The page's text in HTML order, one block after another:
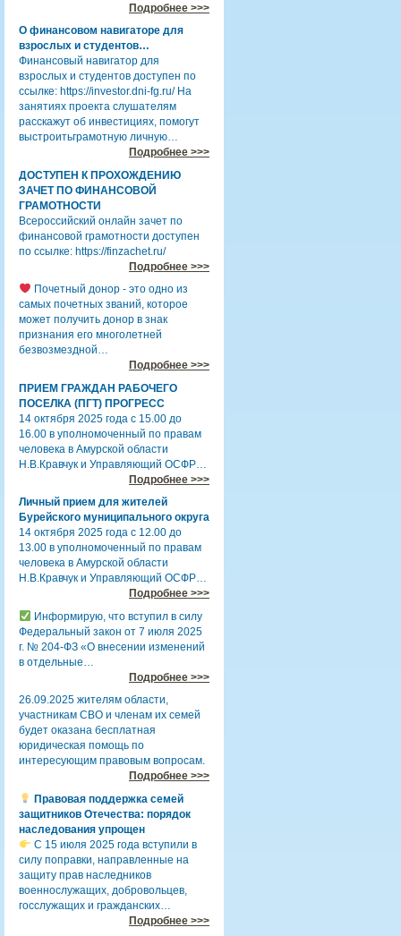
Подробнее >>>
О финансовом навигаторе для
взрослых и студентов…
Финансовый навигатор для
взрослых и студентов доступен по
ссылке: https://investor.dni-fg.ru/ На
занятиях проекта слушателям
расскажут об инвестициях, помогут
выстроитьграмотную личную…
Подробнее >>>
ДОСТУПЕН К ПРОХОЖДЕНИЮ
ЗАЧЕТ ПО ФИНАНСОВОЙ
ГРАМОТНОСТИ
Всероссийский онлайн зачет по
финансовой грамотности доступен
по ссылке: https://finzachet.ru/
Подробнее >>>
Почетный донор - это одно из
самых почетных званий, которое
может получить донор в знак
признания его многолетней
безвозмездной…
Подробнее >>>
ПРИЕМ ГРАЖДАН РАБОЧЕГО
ПОСЕЛКА (ПГТ) ПРОГРЕСС
14 октября 2025 года с 15.00 до
16.00 в уполномоченный по правам
человека в Амурской области
Н.В.Кравчук и Управляющий ОСФР…
Подробнее >>>
Личный прием для жителей
Бурейского муниципального округа
14 октября 2025 года с 12.00 до
13.00 в уполномоченный по правам
человека в Амурской области
Н.В.Кравчук и Управляющий ОСФР…
Подробнее >>>
Информирую, что вступил в силу
Федеральный закон от 7 июля 2025
г. № 204-ФЗ «О внесении изменений
в отдельные…
Подробнее >>>
26.09.2025 жителям области,
участникам СВО и членам их семей
будет оказана бесплатная
юридическая помощь по
интересующим правовым вопросам.
Подробнее >>>
Правовая поддержка семей
защитников Отечества: порядок
наследования упрощен
С 15 июля 2025 года вступили в
силу поправки, направленные на
защиту прав наследников
военнослужащих, добровольцев,
госслужащих и гражданских…
Подробнее >>>